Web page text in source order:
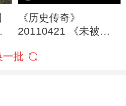
《历史传奇》
20110421 《未被发
字碑下（下集）
一批